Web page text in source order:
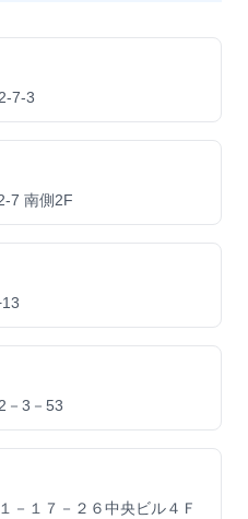
7-3
7 南側2F
－3－53
－１７－２６中央ビル４Ｆ